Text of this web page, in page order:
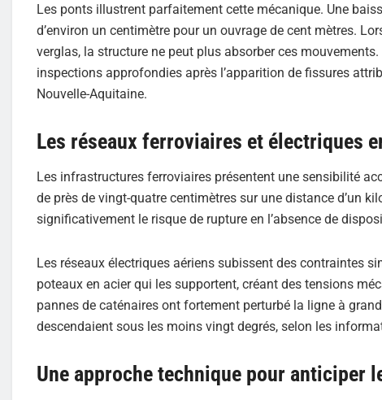
Les ponts illustrent parfaitement cette mécanique. Une
d’environ un centimètre pour un ouvrage de cent mètres.
verglas, la structure ne peut plus absorber ces
inspections approfondies après l’apparition de fissures
Nouvelle-Aquitaine.
Les réseaux ferroviaires et électriques
Les infrastructures ferroviaires présentent une sensibilité
de près de vingt-quatre centimètres sur une distance d’un
significativement le risque de rupture en l’absence de
Les réseaux électriques aériens subissent des contraintes
poteaux en acier qui les supportent, créant des tensions
pannes de caténaires ont fortement perturbé la ligne à
descendaient sous les moins vingt degrés, selon les
Une approche technique pour anticiper